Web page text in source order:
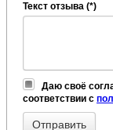
Текст отзыва (*)
Даю своё
соответствии с